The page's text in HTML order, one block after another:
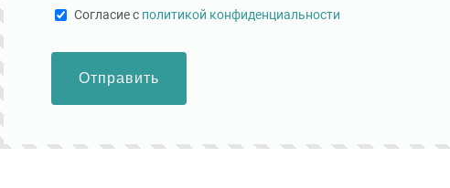
Cогласие с политикой конфиденциальности
Отправить